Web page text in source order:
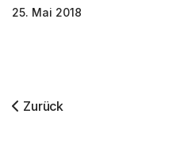
25. Mai 2018
Vorheriger Beitrag: Wo
Zurück